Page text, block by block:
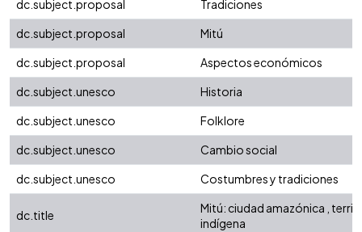
dc.subject.proposal
Tradiciones
dc.subject.proposal
Mitú
dc.subject.proposal
Aspectos económicos
dc.subject.unesco
Historia
dc.subject.unesco
Folklore
dc.subject.unesco
Cambio social
dc.subject.unesco
Costumbres y tradiciones
dc.title
Mitú: ciudad amazónica ,
indígena